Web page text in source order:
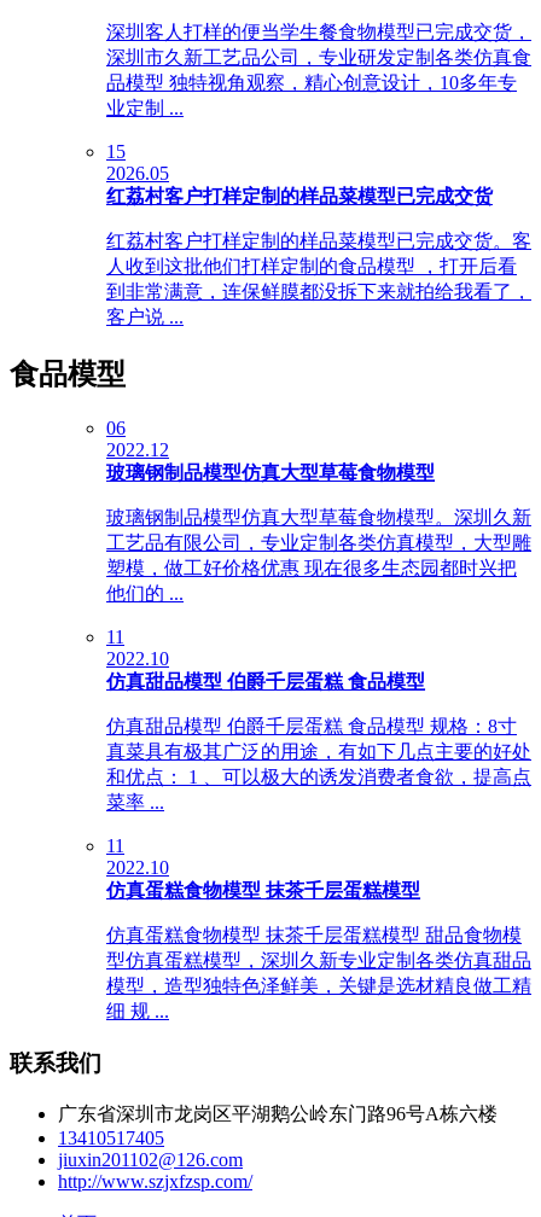
深圳客人打样的便当学生餐食物模型已完成交货，
深圳市久新工艺品公司，专业研发定制各类仿真食
品模型 独特视角观察，精心创意设计，10多年专
业定制 ...
15
2026.05
红荔村客户打样定制的样品菜模型已完成交货
红荔村客户打样定制的样品菜模型已完成交货。客
人收到这批他们打样定制的食品模型 ，打开后看
到非常满意，连保鲜膜都没拆下来就拍给我看了，
客户说 ...
食品模型
06
2022.12
玻璃钢制品模型仿真大型草莓食物模型
玻璃钢制品模型仿真大型草莓食物模型。深圳久新
工艺品有限公司，专业定制各类仿真模型，大型雕
塑模，做工好价格优惠 现在很多生态园都时兴把
他们的 ...
11
2022.10
仿真甜品模型 伯爵千层蛋糕 食品模型
仿真甜品模型 伯爵千层蛋糕 食品模型 规格：8寸
真菜具有极其广泛的用途，有如下几点主要的好处
和优点： 1 、可以极大的诱发消费者食欲，提高点
菜率 ...
11
2022.10
仿真蛋糕食物模型 抹茶千层蛋糕模型
仿真蛋糕食物模型 抹茶千层蛋糕模型 甜品食物模
型仿真蛋糕模型，深圳久新专业定制各类仿真甜品
模型，造型独特色泽鲜美，关键是选材精良做工精
细 规 ...
联系我们
广东省深圳市龙岗区平湖鹅公岭东门路96号A栋六楼
13410517405
jiuxin201102@126.com
http://www.szjxfzsp.com/